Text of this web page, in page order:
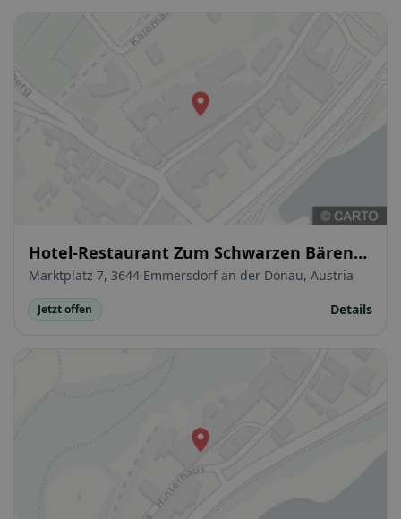
Hotel-Restaurant Zum Schwarzen Bären
(Black Bear Inn)
Marktplatz 7, 3644 Emmersdorf an der Donau, Austria
Jetzt offen Details